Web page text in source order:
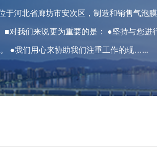
于河北省廊坊市安次区，制造和销售气泡
■对我们来说更为重要的是： ●坚持与您
●我们用心来协助我们注重工作的现…...